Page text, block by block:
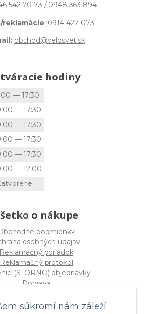
súkromí nám záleží
542 70 73 / 0948 363 894
reklamácie: 0914 427 073
obchod@velosvet.sk
hodiny
— 17:30
— 17:30
— 17:30
— 17:30
— 17:30
— 12:00
o nákupe
podmienky
osobných údajov
Reklamačný poriadok
Reklamačný protokol
(STORNO) objednávky
Doprava
súťaže "Vianoce 2025"